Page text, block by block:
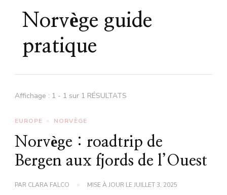
Norvège guide
pratique
Affichage : 1 - 1 sur 1 RÉSULTATS
EUROPE NORVÈGE
Norvège : roadtrip de
Bergen aux fjords de l’Ouest
PAR CLARA FALCO MISE À JOUR LEJUILLET 3, 2025